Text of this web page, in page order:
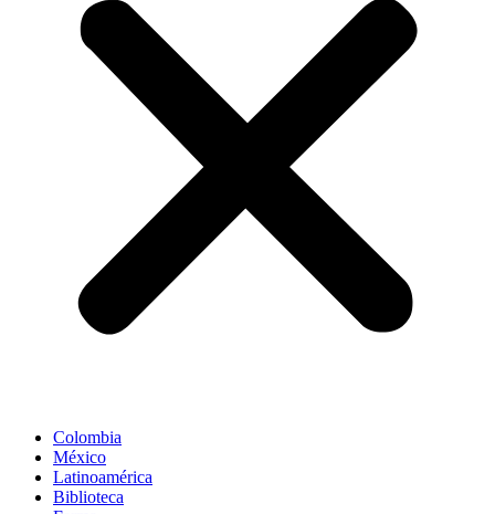
Colombia
México
Latinoamérica
Biblioteca